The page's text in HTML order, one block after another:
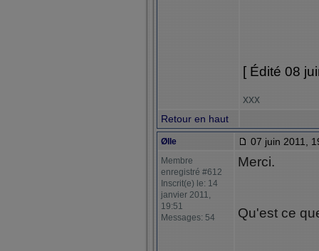
[ Édité 08
xxx
Retour en haut
Ølle 07 juin 2011,
Membre
enregistré #612
Inscrit(e) le: 14
janvier 2011,
19:51
Messages: 54
Merci.
Qu'est ce